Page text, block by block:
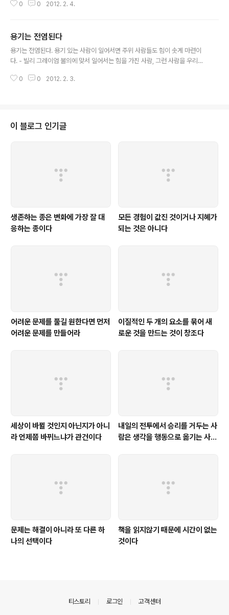
도 여력이 있다면 글을 배울 것이다" 즉 젊은이는 집에서 부모에세 효도하고 향
배우라는 뜻이다. 자하子夏는 공자의 관점을 계승하여 "현명함을 현명하다 여
기고 용모를 중히 여기지 않으며, 부모를 섬김에는 그 힘을 다하고, 임금을 섬김
에는 그 몸을 다하며, 친구와 사귐에는 말에 신의가 있어야 한다. 비록 배움이 없
0 0 2012. 2. 4.
용기는 전염된다
용기는 전염된다. 용기 있는 사람이 일어서면 주위 사람들도 힘이 솟게 마련이
다. - 빌리 그레이엄 불의에 맞서 일어서는 힘을 가진 사람, 그런 사람을 우리는
로 분류하거나, 왜곡된 생각을 가진 위험한 인물로 몰아붙이는 경향이 있습니
0 0 2012. 2. 3.
이 블로그 인기글
생존하는 종은 변화에 가장 잘 대
응하는 종이다
모든 경험이 값진 것이거나 지혜가
되는 것은 아니다
어려운 문제를 풀길 원한다면 먼저
어려운 문제를 만들어라
이질적인 두 개의 요소를 묶어 새
로운 것을 만드는 것이 창조다
세상이 바뀔 것인지 아닌지가 아니
라 언제쯤 바뀌느냐가 관건이다
내일의 전투에서 승리를 거두는 사
람은 생각을 행동으로 옮기는 사람
문제는 해결이 아니라 또 다른 하
나의 선택이다
책을 읽지않기 때문에 시간이 없는
것이다
티스토리 로그인 고객센터